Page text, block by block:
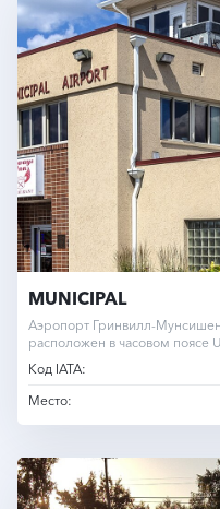
MUNICIPAL
Аэропорт Гринвилл-
расположен в часовом поясе
Код IATA:
Место: